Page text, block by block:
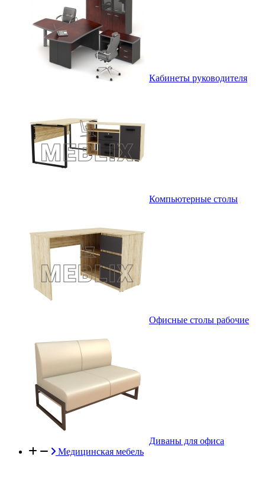
Кабинеты руководителя
Компьютерные столы
Офисные столы рабочие
Диваны для офиса
Медицинская мебель